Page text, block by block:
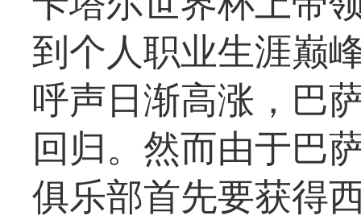
到个人职业生涯巅
呼声日渐高涨，巴
回归。然而由于巴
俱乐部首先要获得